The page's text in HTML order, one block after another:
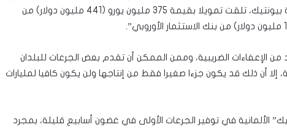
تطوير اللقاح، الشركة الألمانية المصنعة بيونتيك، تلقت تمويلا بقيمة 375 مليون يورو (441 مليون دولار) من
الإعفاءات الضريبية، وممن الممكن أن تقدم بعض الجرعات للبلدان
إلا أن ذلك قد يكون جزءا صغيرا فقط من إنتاجها ولن يكون كافيا لمليارات
الألمانية في توفير الجرعات الأولى في غضون أسابيع قليلة، بمجرد